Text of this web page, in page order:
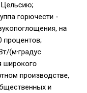
Цельсию;
горючести -
на
процентов;
(м·градус
широкого
производстве,
и